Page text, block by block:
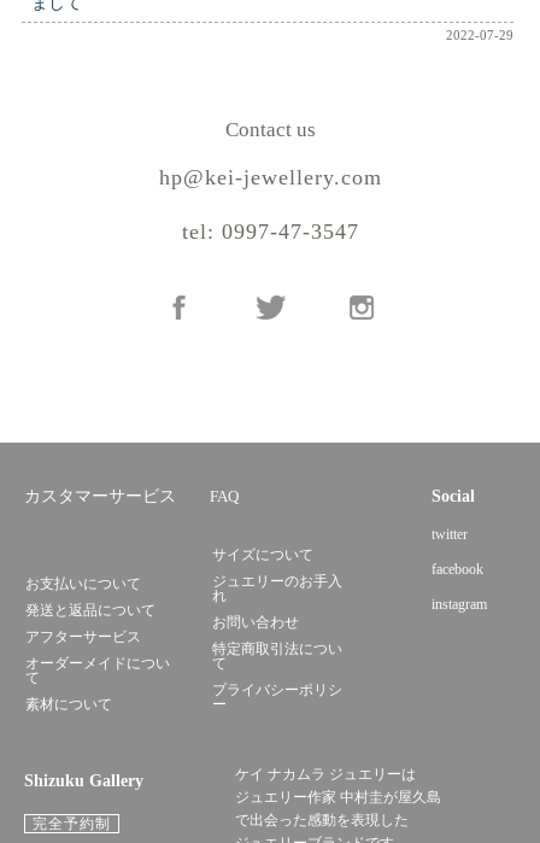
2022-07-29
Contact us
hp@kei-jewellery.com
tel: 0997-47-3547
カスタマーサービス FAQ
お支払いについて
発送と返品について
アフターサービス
オーダーメイドについ
て
素材について
サイズについて
ジュエリーのお手入
れ
お問い合わせ
特定商取引法につい
て
プライバシーポリシ
ー
Social
twitter
facebook
instagram
Shizuku Gallery
完全予約制
ケイ ナカムラ ジュエリーは
ジュエリー作家 中村圭が屋久島
で出会った感動を表現した